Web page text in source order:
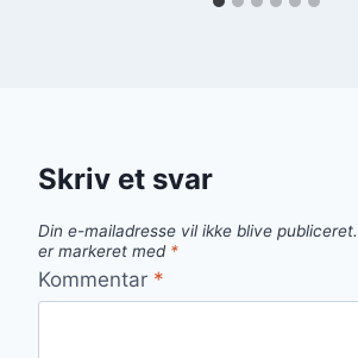
Skriv et svar
Din e-mailadresse vil ikke blive publiceret.
er markeret med *
Kommentar *